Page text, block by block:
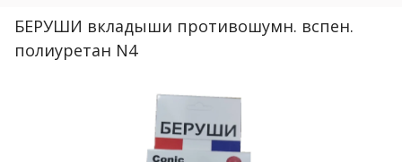
БЕРУШИ вкладыши противошумн. вспен.
полиуретан N4